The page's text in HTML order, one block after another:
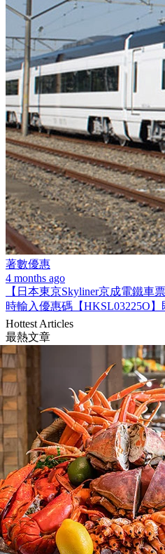
著數優惠
4 months ago
【日本東京Skyliner京成電鐵車
時輸入優惠碼【HKSL03225O
Hottest Articles
最熱文章